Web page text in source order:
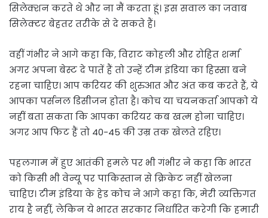
सिलेक्शन करते थे और ना मैं करता हूं। इस सवाल का जवाब
सिलेक्टर बेहतर तरीके से दे सकते हैं।
वहीं गंभीर ने आगे कहा कि, विराट कोहली और रोहित शर्मा
अगर अपना बेस्ट दे पातें हैं तो उन्हें टीम इंडिया का हिस्सा बने
रहना चाहिए। आप करियर की शुरुआत और अंत कब करते हैं, ये
आपका पर्सनल डिसीजन होता है। कोच या चयनकर्ता आपको ये
नहीं बता सकता कि आपका करियर कब खत्म होना चाहिए।
अगर आप फिट हैं तो 40-45 की उम्र तक खेलते रहिए।
पहलगाम में हुए आतंकी हमले पर भी गंभीर ने कहा कि भारत
को किसी भी वेन्यू पर पाकिस्तान से क्रिकेट नहीं खेलना
चाहिए। टीम इंडिया के हेड कोच ने आगे कहा कि, मेरी व्यक्तिगत
राय है नहीं, लेकिन ये भारत सरकार निर्धारित करेगी कि हमारी